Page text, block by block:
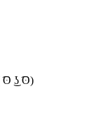
͡ʘ ͜ʖ ͡ʘ)